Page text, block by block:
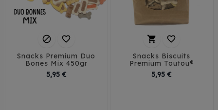
 
Snacks Premium Duo
Bones Mix 450gr
5,95 €Prix
 
Snacks Biscuits
Premium Toutou®
5,95 €